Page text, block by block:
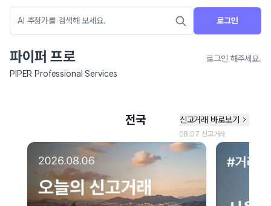
로그인
파이퍼 프로
로그인 해주세요.
PIPER Professional Services